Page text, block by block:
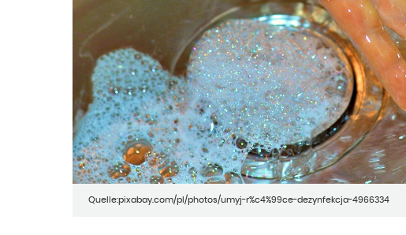
Quelle:pixabay.com/pl/photos/umyj-r%c4%99ce-dezynfekcja-4966334